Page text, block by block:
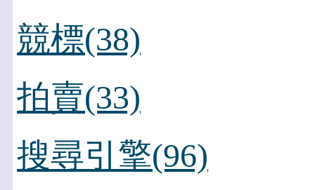
競標(38)
拍賣(33)
搜尋引擎(96)